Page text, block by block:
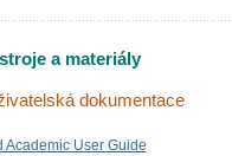
a materiály
dokumentace
Academic User Guide